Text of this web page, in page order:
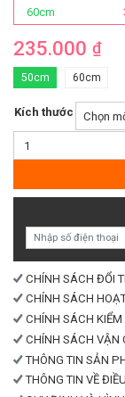
60cm
235.000 ₫
50cm 60cm
Kích thước
Thỏ
Snowball
Xanh
lượng
CHÍNH SÁCH ĐỔI
CHÍNH SÁCH
CHÍNH SÁCH KIỂM
CHÍNH SÁCH VẬN
THÔNG TIN SẢN
THÔNG TIN VỀ